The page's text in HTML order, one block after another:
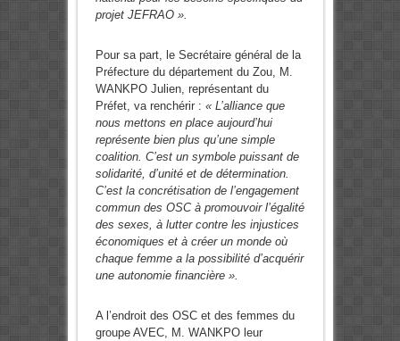
projet JEFRAO ».
Pour sa part, le Secrétaire général de la
Préfecture du département du Zou, M.
WANKPO Julien, représentant du
Préfet, va renchérir : « L’alliance que
nous mettons en place aujourd’hui
représente bien plus qu’une simple
coalition. C’est un symbole puissant de
solidarité, d’unité et de détermination.
C’est la concrétisation de l’engagement
commun des OSC à promouvoir l’égalité
des sexes, à lutter contre les injustices
économiques et à créer un monde où
chaque femme a la possibilité d’acquérir
une autonomie financière ».
A l’endroit des OSC et des femmes du
groupe AVEC, M. WANKPO leur